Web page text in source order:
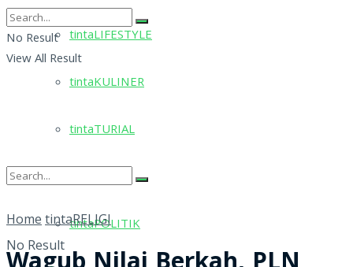
tintaLIFESTYLE
tintaKULINER
tintaTURIAL
tintaPOLITIK
No Result
View All Result
No Result
Home tintaRELIGI